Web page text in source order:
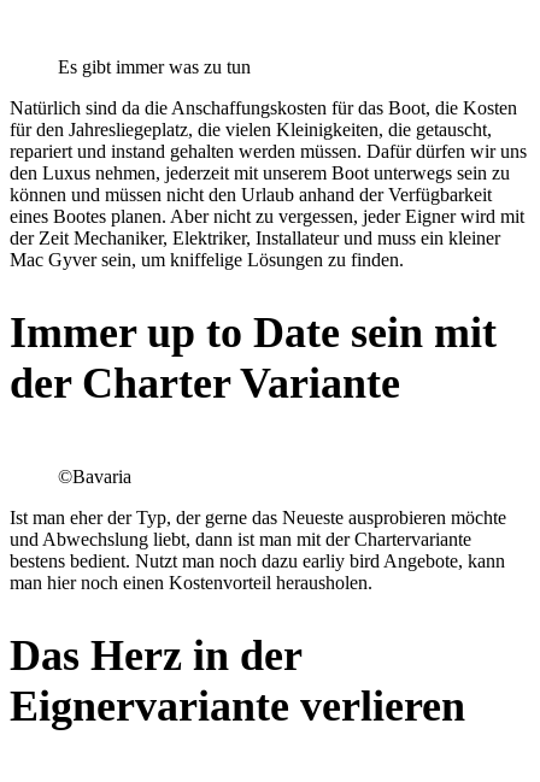
Es gibt immer was zu tun
Natürlich sind da die Anschaffungskosten für das Boot, die Kosten
für den Jahresliegeplatz, die vielen Kleinigkeiten, die getauscht,
repariert und instand gehalten werden müssen. Dafür dürfen wir uns
den Luxus nehmen, jederzeit mit unserem Boot unterwegs sein zu
können und müssen nicht den Urlaub anhand der Verfügbarkeit
eines Bootes planen. Aber nicht zu vergessen, jeder Eigner wird mit
der Zeit Mechaniker, Elektriker, Installateur und muss ein kleiner
Mac Gyver sein, um kniffelige Lösungen zu finden.
Immer up to Date sein mit
der Charter Variante
©Bavaria
Ist man eher der Typ, der gerne das Neueste ausprobieren möchte
und Abwechslung liebt, dann ist man mit der Chartervariante
bestens bedient. Nutzt man noch dazu earliy bird Angebote, kann
man hier noch einen Kostenvorteil herausholen.
Das Herz in der
Eignervariante verlieren